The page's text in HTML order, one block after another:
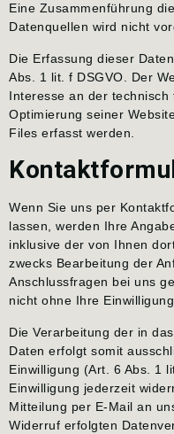
Eine Zusammenführung
Datenquellen wird nicht
Die Erfassung dieser
Abs. 1 lit. f DSGVO. Der
Interesse an der
Optimierung seiner
Files erfasst werden.
Wenn Sie uns per
lassen, werden Ihre
inklusive der von Ihnen
zwecks Bearbeitung der
Anschlussfragen bei uns
nicht ohne Ihre
Die Verarbeitung der in
Daten erfolgt somit
Einwilligung (Art. 6 Abs. 1
Einwilligung jederzeit
Mitteilung per E-Mail an
Widerruf erfolgten